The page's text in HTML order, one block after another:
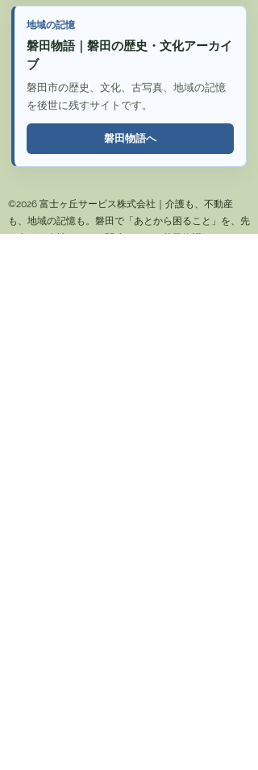
地域の記憶
磐田物語｜磐田の歴史・文化アーカイ
ブ
磐田市の歴史、文化、古写真、地域の記憶
を後世に残すサイトです。
磐田物語へ
©2026 富士ヶ丘サービス株式会社｜介護も、不動産
も、地域の記憶も。磐田で「あとから困ること」を、先